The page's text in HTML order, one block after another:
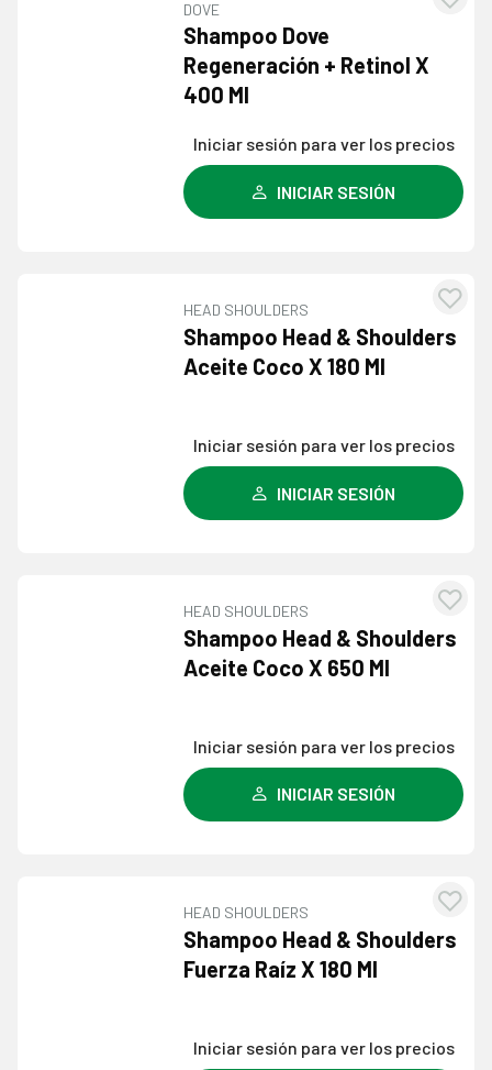
DOVE
Shampoo Dove
Regeneración + Retinol X
400 Ml
Iniciar sesión para ver los precios
INICIAR SESIÓN
HEAD SHOULDERS
Shampoo Head & Shoulders
Aceite Coco X 180 Ml
Iniciar sesión para ver los precios
INICIAR SESIÓN
HEAD SHOULDERS
Shampoo Head & Shoulders
Aceite Coco X 650 Ml
Iniciar sesión para ver los precios
INICIAR SESIÓN
HEAD SHOULDERS
Shampoo Head & Shoulders
Fuerza Raíz X 180 Ml
Iniciar sesión para ver los precios